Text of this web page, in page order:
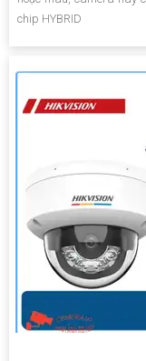
chip HYBRID